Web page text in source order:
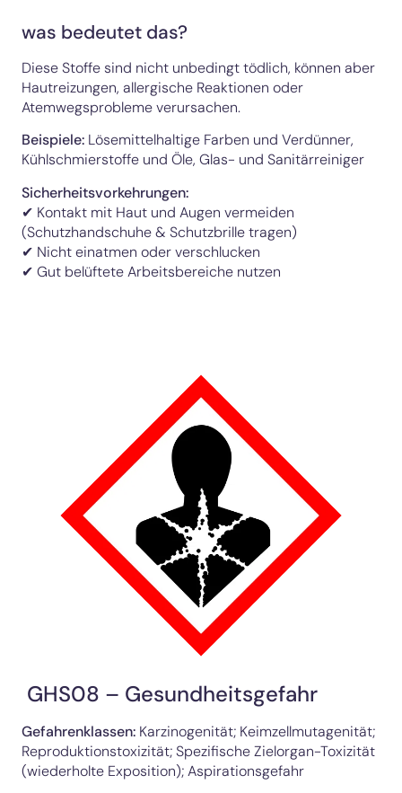
was bedeutet das?
Diese Stoffe sind nicht unbedingt tödlich, können aber
Hautreizungen, allergische Reaktionen oder
Atemwegsprobleme verursachen.
Beispiele: Lösemittelhaltige Farben und Verdünner,
Kühlschmierstoffe und Öle, Glas- und Sanitärreiniger
Sicherheitsvorkehrungen:
✔ Kontakt mit Haut und Augen vermeiden
(Schutzhandschuhe & Schutzbrille tragen)
✔ Nicht einatmen oder verschlucken
✔ Gut belüftete Arbeitsbereiche nutzen
GHS08 – Gesundheitsgefahr
Gefahrenklassen: Karzinogenität; Keimzellmutagenität;
Reproduktionstoxizität; Spezifische Zielorgan-Toxizität
(wiederholte Exposition); Aspirationsgefahr